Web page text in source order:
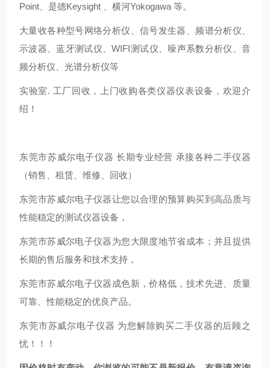
Point、是德Keysight 、横河Yokogawa 等。
大量收各种型号网络分析仪、信号发生器、频谱分析仪、
示波器、蓝牙测试仪、WIFI测试仪、噪声系数分析仪、音
频分析仪、光谱分析仪等
实验室. 工厂回收，上门收购各类仪器仪表设备，欢迎介
绍！
东莞市苏威尔电子仪器 长期专业经营 承接各种二手仪器
（销售、租赁、维修、回收）
东莞市苏威尔电子仪器让您以合理的预算购买到高品质与
性能稳定的测试仪器设备，
东莞市苏威尔电子仪器为您大限度地节省成本；并且提供
长期的售后服务和技术支持，
东莞市苏威尔电子仪器成色新，价格低，技术先进、质量
可靠、性能稳定的优良产品。
东莞市苏威尔电子仪器 为您解除购买二手仪器的后顾之
忧！！！